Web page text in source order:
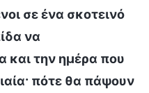
σε ένα σκοτεινό
να
και την ημέρα που
πότε θα πάψουν